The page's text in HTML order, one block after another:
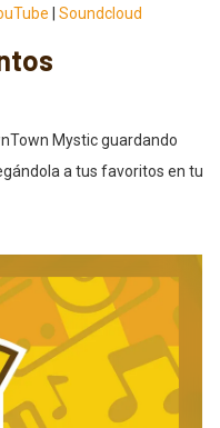
Soundcloud
Mystic guardando
a tus favoritos en tu